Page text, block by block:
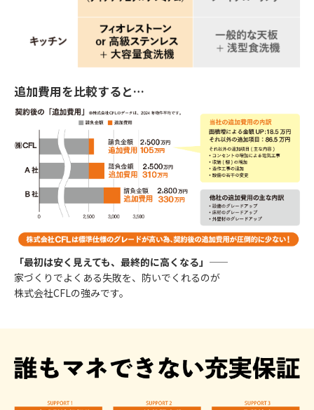
追加費用を比較すると…
「最初は安く見えても、最終的に高くなる」――
家づくりでよくある失敗を、防いでくれるのが
株式会社CFLの強みです。